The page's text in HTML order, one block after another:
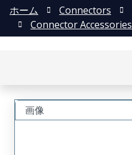
ホーム Connectors
Connector Accessories
画像